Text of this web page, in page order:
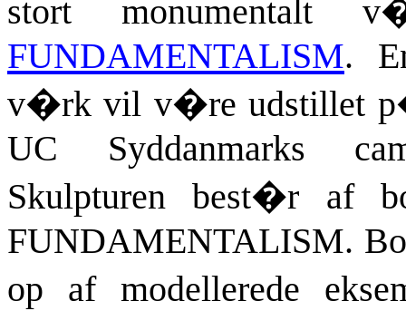
stort monumentalt
FUNDAMENTALISM.
v�rk vil v�re udstillet
UC Syddanmarks
Skulpturen best�r af
FUNDAMENTALISM.
op af modellerede